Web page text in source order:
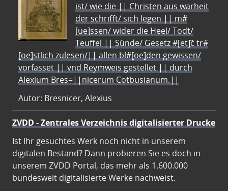
ist/ wie die || Christen aus warheit
der schrifft/ sich legen || m#
[ue]ssen/ wider die Heel/ Todt/
Teuffel || Sünde/ Gesetz #[et]c̃ tr#
[oe]stlich zulesen/|| allen bl#[oe]den gewissen/
vorfasset || vnd Reymweis gestellet || durch
Alexium Bres=||nicerum Cotbusianum.||
Autor: Bresnicer, Alexius
ZVDD - Zentrales Verzeichnis digitalisierter Drucke
Ist Ihr gesuchtes Werk noch nicht in unserem
digitalen Bestand? Dann probieren Sie es doch in
unserem ZVDD Portal, das mehr als 1.600.000
bundesweit digitalisierte Werke nachweist.